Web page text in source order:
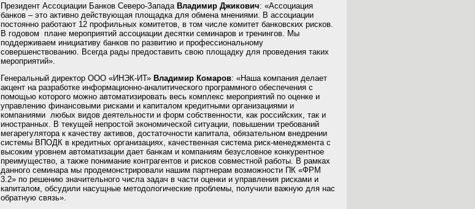
Президент Ассоциации Банков Северо-Запада Владимир Джикович: «Ассоциация
банков – это активно действующая площадка для обмена мнениями. В ассоциации
постоянно работают 12 профильных комитетов, в том числе комитет банковских рисков.
В годовом плане мероприятий ассоциации десятки семинаров и тренингов. Мы
поддерживаем инициативу банков по развитию и профессиональному
совершенствованию. Всегда рады предоставить свою площадку для проведения таких
мероприятий».
Генеральный директор ООО «ИНЭК-ИТ» Владимир Комаров: «Наша компания делает
акцент на разработке информационно-аналитического программного обеспечения с
помощью которого можно автоматизировать весь комплекс мероприятий по оценке и
управлению финансовыми рисками и капиталом кредитными организациями и
компаниями любых видов деятельности и форм собственности, как российских, так и
иностранных. В текущей непростой экономической ситуации, повышении требований
мегарегулятора к качеству активов, достаточности капитала, обязательном внедрении
системы ВПОДК в кредитных организациях, качественная система риск-менеджмента с
высоким уровнем автоматизации дает банкам и компаниям безусловное конкурентное
преимущество, а также понимание контрагентов и рисков совместной работы. В рамках
данного семинара мы продемонстрировали нашим партнерам возможности ПК «ФРМ
3.2» по решению значительного числа задач в части оценки и управления рисками и
капиталом, обсудили насущные методологические проблемы, получили важную для нас
обратную связь».